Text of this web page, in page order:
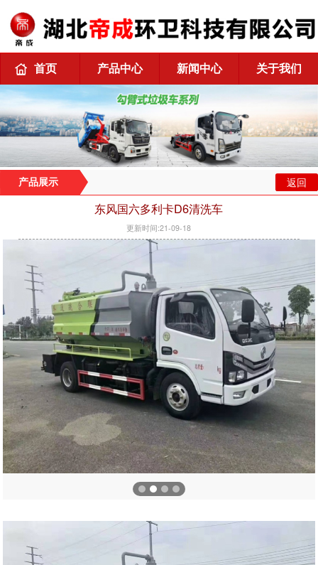
首页 产品中心 新闻中心 关于我们
产品展示 返回
东风国六多利卡D6清洗车
更新时间:21-09-18